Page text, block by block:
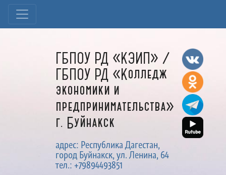
ГБПОУ РД «КЭИП» /
ГБПОУ РД «Колледж
экономики и
предпринимательства»
г. Буйнакск
адрес: Республика Дагестан,
город Буйнакск, ул. Ленина, 64
тел.: +79894493851